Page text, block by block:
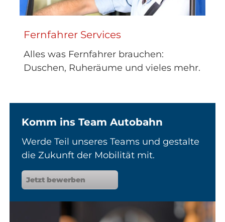
Fernfahrer Services
Alles was Fernfahrer brauchen:
Duschen, Ruheräume und vieles mehr.
Komm ins Team Autobahn
Werde Teil unseres Teams und gestalte
die Zukunft der Mobilität mit.
Jetzt bewerben